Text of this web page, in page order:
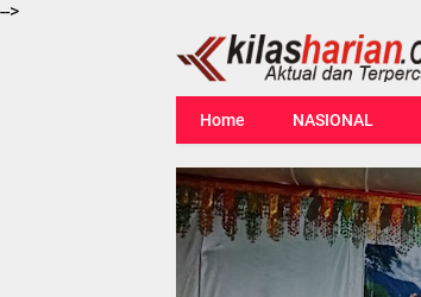
-->
Home NASIONAL